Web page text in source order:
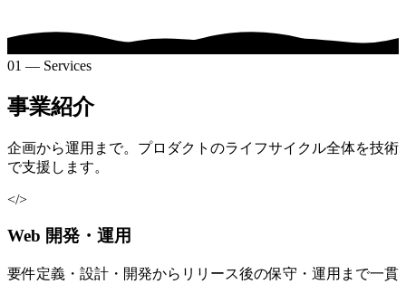
01 — Services
事業紹介
企画から運用まで。プロダクトのライフサイクル全体を技術
で支援します。
</>
Web 開発・運用
要件定義・設計・開発からリリース後の保守・運用まで一貫